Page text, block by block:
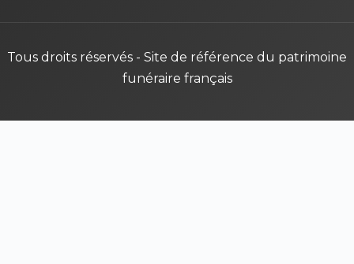
Tous droits réservés - Site de référence du patrimoine
funéraire français